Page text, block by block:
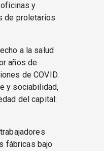
y
de proletarios
a la salud
años de
de COVID.
y sociabilidad,
del capital:
fábricas bajo